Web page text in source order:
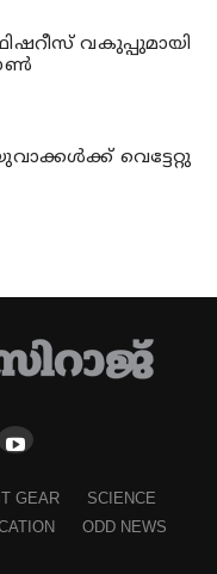
വകുപ്പുമായി
വെട്ടേറ്റു
GEAR
SCIENCE
ODD NEWS